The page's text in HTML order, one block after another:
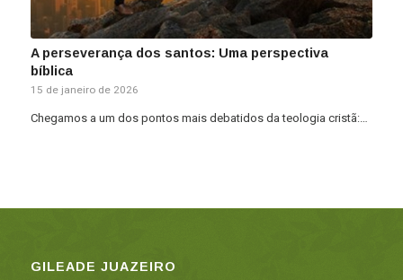
A perseverança dos santos: Uma perspectiva
bíblica
15 de janeiro de 2026
Chegamos a um dos pontos mais debatidos da teologia cristã:…
GILEADE JUAZEIRO